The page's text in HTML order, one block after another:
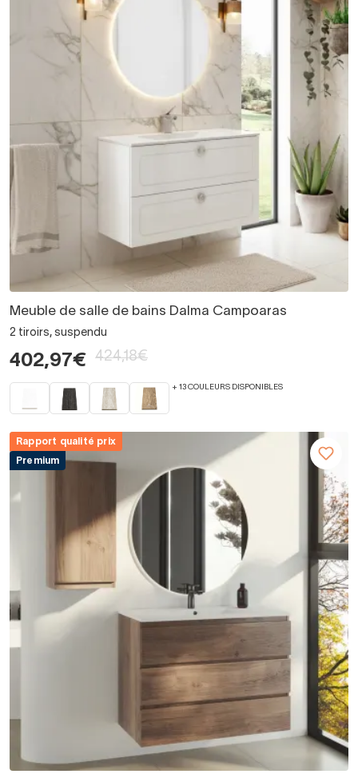
Meuble de salle de bains Dalma Campoaras
2 tiroirs, suspendu
402,97€ 424,18€
+ 13 COULEURS DISPONIBLES
Rapport qualité prix
Premium